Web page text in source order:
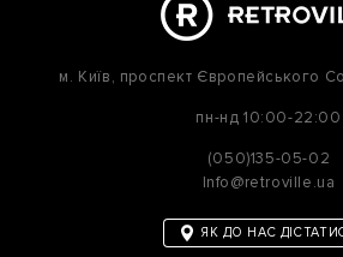
м. Київ, проспект Європейського
пн-нд 10:00-22:00
(050)135-05-02
Info@retroville.ua
ЯК ДО НАС